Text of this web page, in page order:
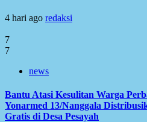
4 hari ago redaksi
7
7
news
Bantu Atasi Kesulitan Warga
Yonarmed 13/Nanggala
Gratis di Desa Pesayah